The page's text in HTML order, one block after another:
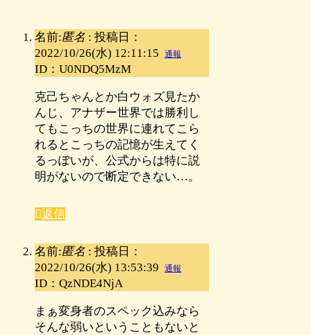
名前:匿名 : 投稿日：
2022/10/26(水) 12:11:15
通報
ID：U0NDQ5MzM
克己ちゃんとか白ウォズ見たか
んじ、アナザー世界では勝利し
てもこっちの世界に連れてこら
れるとこっちの記憶が生えてく
るっぽいが、公式からは特に説
明がないので断定できない…。
返信
名前:匿名 : 投稿日：
2022/10/26(水) 13:53:39
通報
ID：QzNDE4NjA
まぁ変身者のスペック込みなら
そんな弱いということもないと